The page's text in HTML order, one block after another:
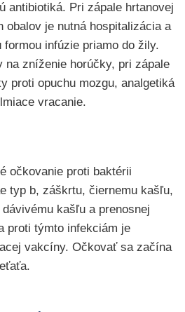
antibiotiká. Pri zápale hrtanovej
obalov je nutná hospitalizácia a
infúzie priamo do žily.
na zníženie horúčky, pri zápale
proti opuchu mozgu, analgetiká
vracanie.
očkovanie proti baktérii
typ b, záškrtu, čiernemu kašľu,
kašľu a prenosnej
proti týmto infekciám je
vakcíny. Očkovať sa začína